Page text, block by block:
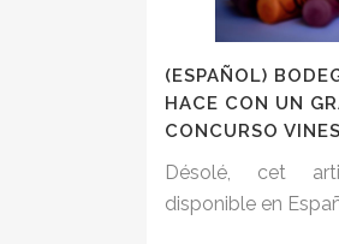
(ESPAÑOL)
HACE CON UN
CONCURSO
Désolé, cet
disponible en